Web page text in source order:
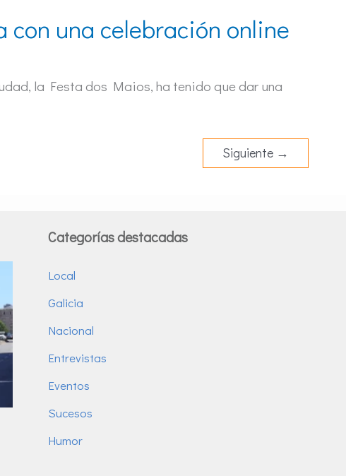
una celebración online
la Festa dos Maios, ha tenido que dar una
Siguiente →
Categorías destacadas
Local
Galicia
Nacional
Entrevistas
Eventos
Sucesos
Humor